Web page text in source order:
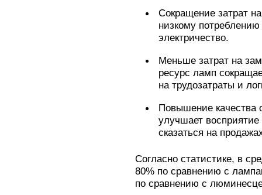
Сокращение затрат
низкому
электричество.
Меньше затрат на
ресурс ламп
на трудозатраты и
Повышение
улучшает
сказаться на
Согласно статистике, в
80% по сравнению с
по сравнению с